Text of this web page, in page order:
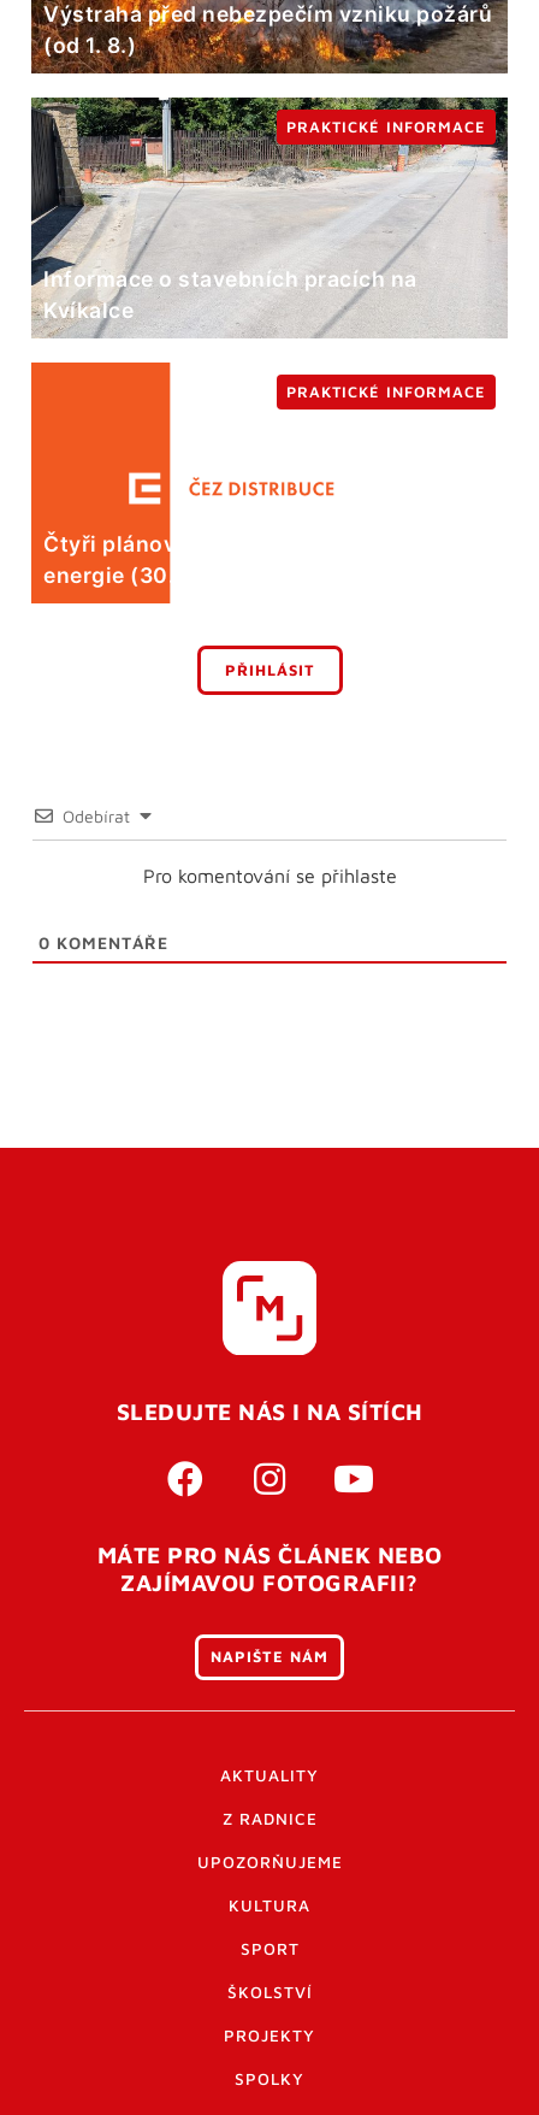
Výstraha před nebezpečím vzniku požárů
(od 1. 8.)
Informace o stavebních pracích na
Kvíkalce
PRAKTICKÉ INFORMACE
Čtyři plánované odstávky elektrické
energie (30. 7.)
PRAKTICKÉ INFORMACE
PŘIHLÁSIT
Odebírat
Pro komentování se přihlaste
0 KOMENTÁŘE
SLEDUJTE NÁS I NA SÍTÍCH
MÁTE PRO NÁS ČLÁNEK NEBO
ZAJÍMAVOU FOTOGRAFII?
NAPIŠTE NÁM
AKTUALITY
Z RADNICE
UPOZORŇUJEME
KULTURA
SPORT
ŠKOLSTVÍ
PROJEKTY
SPOLKY